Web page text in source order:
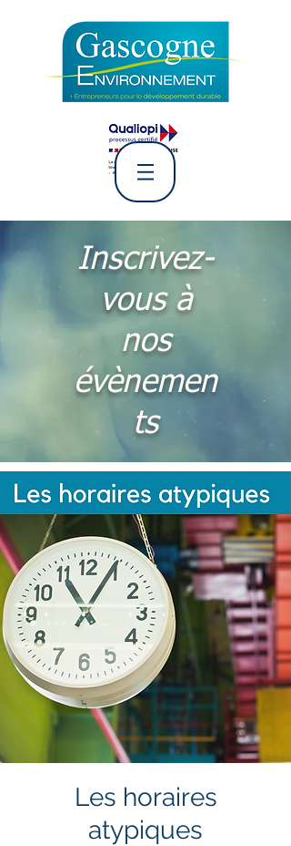
L' Association Gascogne
Environnement
Inscrivez-
vous à
nos
évènemen
ts
Les horaires
atypiques